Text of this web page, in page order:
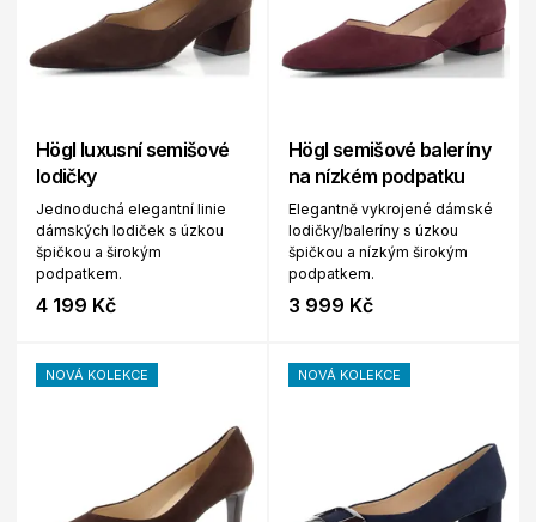
Högl luxusní semišové
lodičky
Jednoduchá elegantní linie
dámských lodiček s úzkou
špičkou a širokým
podpatkem.
4 199 Kč
Högl semišové baleríny
na nízkém podpatku
Elegantně vykrojené dámské
lodičky/baleríny s úzkou
špičkou a nízkým širokým
podpatkem.
3 999 Kč
NOVÁ KOLEKCE NOVÁ KOLEKCE